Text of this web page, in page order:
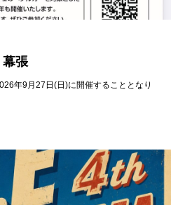
張
年9月27日(日)に開催することとなり